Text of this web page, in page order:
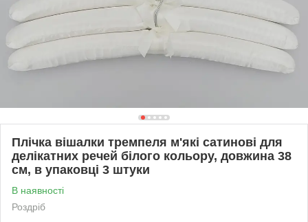
Плічка вішалки тремпеля м'які сатинові для
делікатних речей білого кольору, довжина 38
см, в упаковці 3 штуки
В наявності
Роздріб